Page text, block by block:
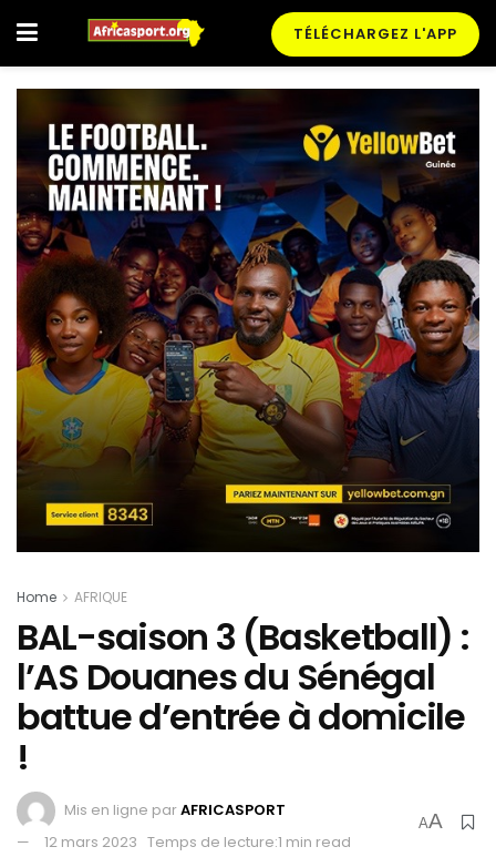
TÉLÉCHARGEZ L'APP
Home AFRIQUE
BAL-saison 3 (Basketball) :
l’AS Douanes du Sénégal
battue d’entrée à domicile
!
Mis en ligne parAFRICASPORT
12 mars 2023 Temps de lecture:1 min read
AA